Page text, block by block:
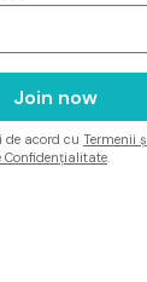
de acord cu Termenii
Confidențialitate.